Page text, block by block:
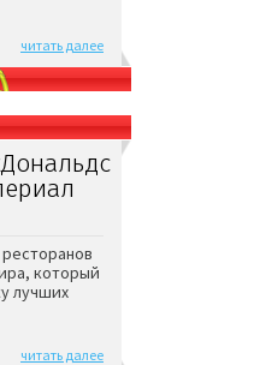
читать далее
который
лучших
читать далее